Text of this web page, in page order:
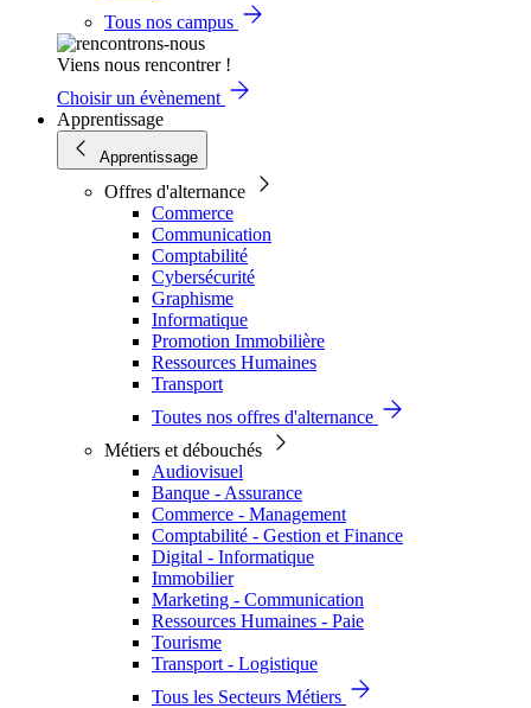
Tous nos campus
Viens nous rencontrer !
Choisir un évènement
Apprentissage
Apprentissage
Offres d'alternance
Commerce
Communication
Comptabilité
Cybersécurité
Graphisme
Informatique
Promotion Immobilière
Ressources Humaines
Transport
Toutes nos offres d'alternance
Métiers et débouchés
Audiovisuel
Banque - Assurance
Commerce - Management
Comptabilité - Gestion et Finance
Digital - Informatique
Immobilier
Marketing - Communication
Ressources Humaines - Paie
Tourisme
Transport - Logistique
Tous les Secteurs Métiers